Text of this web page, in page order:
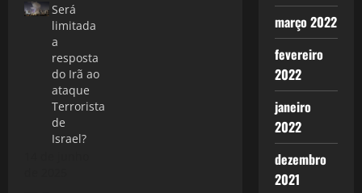
Será
limitada
a
resposta
do Irã ao
ataque
Terrorista
de
Israel?
março 2022
fevereiro
2022
janeiro
2022
dezembro
2021